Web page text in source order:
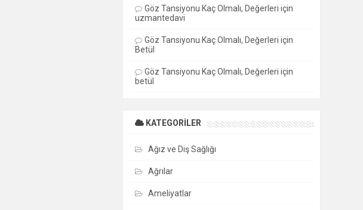
Göz Tansiyonu Kaç Olmalı, Değerleri için
uzmantedavi
Göz Tansiyonu Kaç Olmalı, Değerleri için
Betül
Göz Tansiyonu Kaç Olmalı, Değerleri için
betül
KATEGORILER
Ağız ve Diş Sağlığı
Ağrılar
Ameliyatlar